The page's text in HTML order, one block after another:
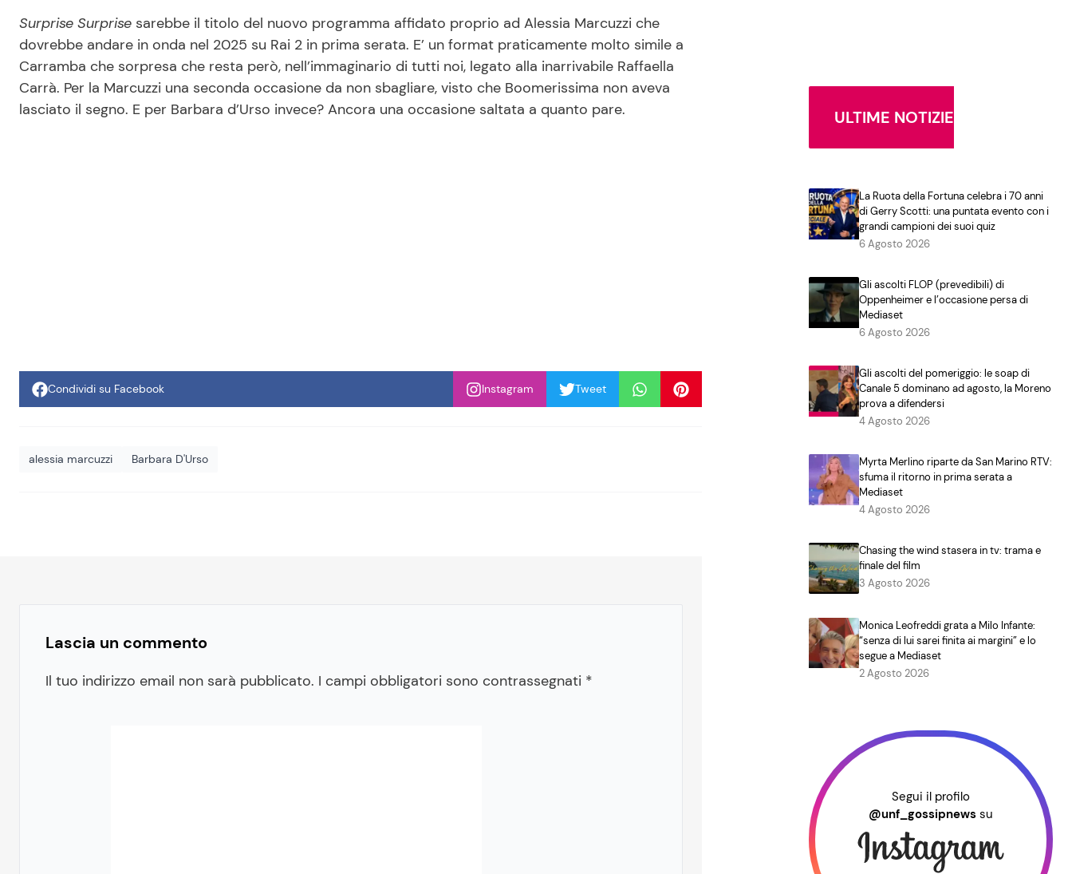
Surprise Surprise sarebbe il titolo del nuovo programma affidato proprio ad Alessia Marcuzzi che
dovrebbe andare in onda nel 2025 su Rai 2 in prima serata. E’ un format praticamente molto simile a
Carramba che sorpresa che resta però, nell’immaginario di tutti noi, legato alla inarrivabile Raffaella
Carrà. Per la Marcuzzi una seconda occasione da non sbagliare, visto che Boomerissima non aveva
lasciato il segno. E per Barbara d’Urso invece? Ancora una occasione saltata a quanto pare.
Condividi su Facebook Instagram Tweet
alessia marcuzzi Barbara D'Urso
Lascia un commento
Il tuo indirizzo email non sarà pubblicato. I campi obbligatori sono contrassegnati *
ULTIME NOTIZIE
La Ruota della Fortuna celebra i 70 anni
di Gerry Scotti: una puntata evento con i
grandi campioni dei suoi quiz
6 Agosto 2026
Gli ascolti FLOP (prevedibili) di
Oppenheimer e l’occasione persa di
Mediaset
6 Agosto 2026
Gli ascolti del pomeriggio: le soap di
Canale 5 dominano ad agosto, la Moreno
prova a difendersi
4 Agosto 2026
Myrta Merlino riparte da San Marino RTV:
sfuma il ritorno in prima serata a
Mediaset
4 Agosto 2026
Chasing the wind stasera in tv: trama e
finale del film
3 Agosto 2026
Monica Leofreddi grata a Milo Infante:
“senza di lui sarei finita ai margini” e lo
segue a Mediaset
2 Agosto 2026
Segui il profilo
@unf_gossipnews su